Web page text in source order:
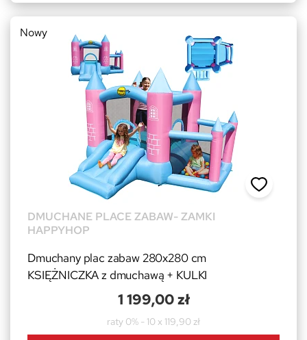
DMUCHANE PLACE ZABAW- ZAMKI
HAPPYHOP
Dmuchany plac zabaw 280x280 cm
KSIĘŻNICZKA z dmuchawą + KULKI
1 199,00 zł
Nowy
raty 0% - 10 x 119,90 zł